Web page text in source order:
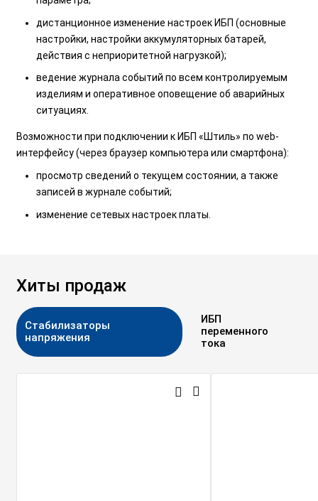
дистанционное изменение настроек ИБП (основные
настройки, настройки аккумуляторных батарей,
действия с неприоритетной нагрузкой);
ведение журнала событий по всем контролируемым
изделиям и оперативное оповещение об аварийных
ситуациях.
Возможности при подключении к ИБП «Штиль» по web-
интерфейсу (через браузер компьютера или смартфона):
просмотр сведений о текущем состоянии, а также
записей в журнале событий;
изменение сетевых настроек платы.
Хиты продаж
Стабилизаторы
напряжения
ИБП
переменного
тока